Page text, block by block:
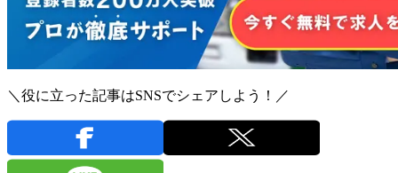
＼役に立った記事はSNSでシェアしよう！／